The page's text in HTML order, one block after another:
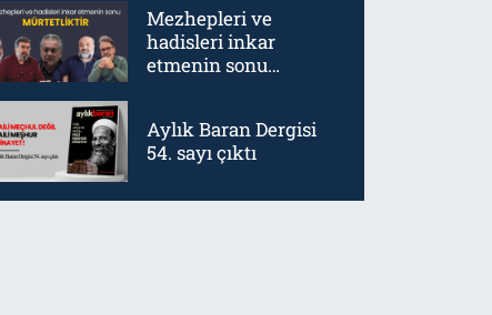
Mezhepleri ve
hadisleri inkar
etmenin sonu
Aylık Baran Dergisi
54. sayı çıktı